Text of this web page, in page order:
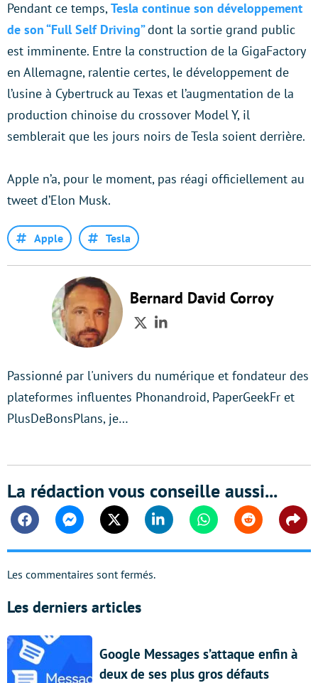
Pendant ce temps,Tesla continue son développement
de son “Full Self Driving”dont la sortie grand public
est imminente. Entre la construction de la GigaFactory
en Allemagne, ralentie certes, le développement de
l’usine à Cybertruck au Texas et l’augmentation de la
production chinoise du crossover Model Y, il
semblerait que les jours noirs de Tesla soient derrière.
Apple n’a, pour le moment, pas réagi officiellement au
tweet d’Elon Musk.
Apple Tesla
Bernard David Corroy
TwitterLinkedIn
Passionné par l'univers du numérique et fondateur des
plateformes influentes Phonandroid, PaperGeekFr et
PlusDeBonsPlans, je…
La rédaction vous conseille aussi...
FacebookMessengerTwitter Linkedin WhatsappReddit
Les commentaires sont fermés.
Les derniers articles
Google Messages s’attaque enfin à
deux de ses plus gros défauts